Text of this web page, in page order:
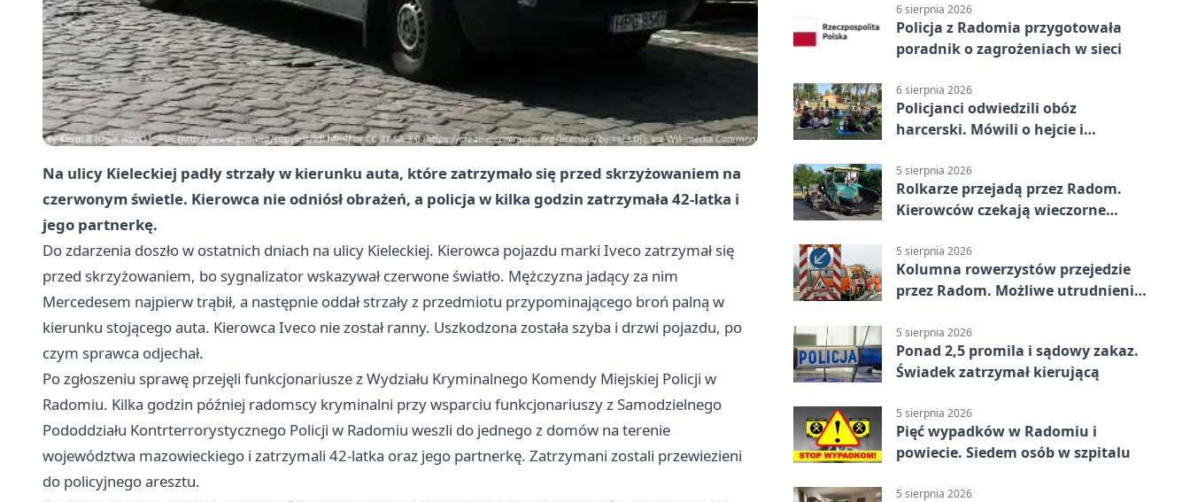
Na ulicy Kieleckiej padły strzały w kierunku auta, które zatrzymało się przed skrzyżowaniem na
czerwonym świetle. Kierowca nie odniósł obrażeń, a policja w kilka godzin zatrzymała 42-latka i
jego partnerkę.
Do zdarzenia doszło w ostatnich dniach na ulicy Kieleckiej. Kierowca pojazdu marki Iveco zatrzymał się
przed skrzyżowaniem, bo sygnalizator wskazywał czerwone światło. Mężczyzna jadący za nim
Mercedesem najpierw trąbił, a następnie oddał strzały z przedmiotu przypominającego broń palną w
kierunku stojącego auta. Kierowca Iveco nie został ranny. Uszkodzona została szyba i drzwi pojazdu, po
czym sprawca odjechał.
Po zgłoszeniu sprawę przejęli funkcjonariusze z Wydziału Kryminalnego Komendy Miejskiej Policji w
Radomiu. Kilka godzin później radomscy kryminalni przy wsparciu funkcjonariuszy z Samodzielnego
Pododdziału Kontrterrorystycznego Policji w Radomiu weszli do jednego z domów na terenie
województwa mazowieckiego i zatrzymali 42-latka oraz jego partnerkę. Zatrzymani zostali przewiezieni
do policyjnego aresztu.
6 sierpnia 2026
Policja z Radomia przygotowała
poradnik o zagrożeniach w sieci
6 sierpnia 2026
Policjanci odwiedzili obóz
harcerski. Mówili o hejcie i
5 sierpnia 2026
Rolkarze przejadą przez Radom.
Kierowców czekają wieczorne
5 sierpnia 2026
Kolumna rowerzystów przejedzie
przez Radom. Możliwe utrudnienia
5 sierpnia 2026
Ponad 2,5 promila i sądowy zakaz.
Świadek zatrzymał kierującą
5 sierpnia 2026
Pięć wypadków w Radomiu i
powiecie. Siedem osób w szpitalu
5 sierpnia 2026